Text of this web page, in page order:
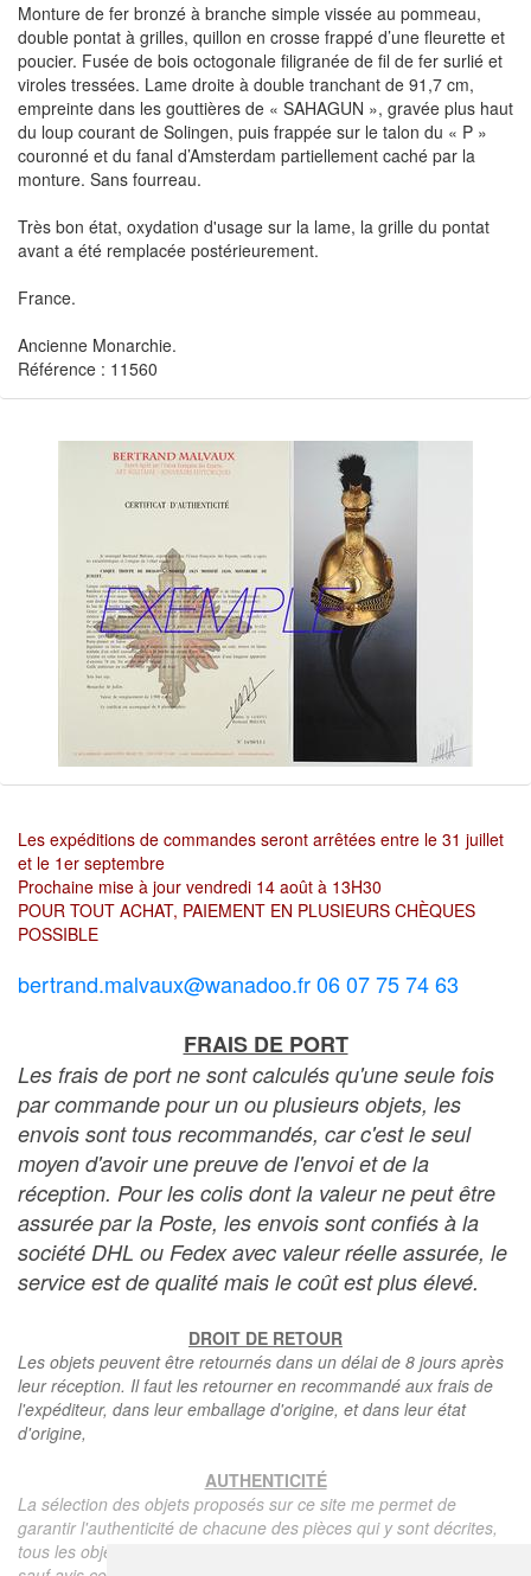
Monture de fer bronzé à branche simple vissée au pommeau,
double pontat à grilles, quillon en crosse frappé d’une fleurette et
poucier. Fusée de bois octogonale filigranée de fil de fer surlié et
viroles tressées. Lame droite à double tranchant de 91,7 cm,
empreinte dans les gouttières de « SAHAGUN », gravée plus haut
du loup courant de Solingen, puis frappée sur le talon du « P »
couronné et du fanal d’Amsterdam partiellement caché par la
monture. Sans fourreau.
Très bon état, oxydation d'usage sur la lame, la grille du pontat
avant a été remplacée postérieurement.
France.
Ancienne Monarchie.
Référence : 11560
Les expéditions de commandes seront arrêtées entre le 31 juillet
et le 1er septembre
Prochaine mise à jour vendredi 14 août à 13H30
POUR TOUT ACHAT, PAIEMENT EN PLUSIEURS CHÈQUES
POSSIBLE
bertrand.malvaux@wanadoo.fr 06 07 75 74 63
FRAIS DE PORT
Les frais de port ne sont calculés qu'une seule fois
par commande pour un ou plusieurs objets, les
envois sont tous recommandés, car c'est le seul
moyen d'avoir une preuve de l'envoi et de la
réception. Pour les colis dont la valeur ne peut être
assurée par la Poste, les envois sont confiés à la
société DHL ou Fedex avec valeur réelle assurée, le
service est de qualité mais le coût est plus élevé.
DROIT DE RETOUR
Les objets peuvent être retournés dans un délai de 8 jours après
leur réception. Il faut les retourner en recommandé aux frais de
l'expéditeur, dans leur emballage d'origine, et dans leur état
d'origine,
AUTHENTICITÉ
La sélection des objets proposés sur ce site me permet de
garantir l'authenticité de chacune des pièces qui y sont décrites,
tous les objets proposés sont garantis d'époque et authentiques,